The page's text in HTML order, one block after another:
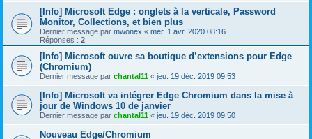
[Info] Microsoft Edge : onglets à la verticale, Password
Monitor, Collections, et bien plus
Dernier message par mwonex « mer. 1 avr. 2020 08:16
Réponses : 2
[Info] Microsoft ouvre sa boutique d’extensions pour Edge
(Chromium)
Dernier message par chantal11 « jeu. 19 déc. 2019 09:53
[Info] Microsoft va intégrer Edge Chromium dans la mise à
jour de Windows 10 de janvier
Dernier message par chantal11 « jeu. 19 déc. 2019 09:50
Nouveau Edge/Chromium